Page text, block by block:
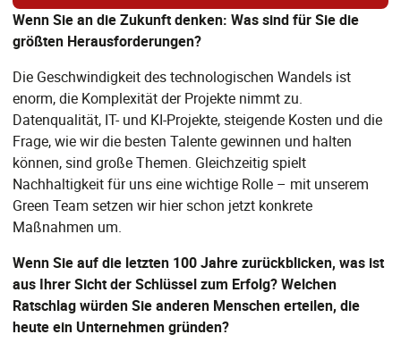
Wenn Sie an die Zukunft denken: Was sind für Sie die
größten Herausforderungen?
Die Geschwindigkeit des technologischen Wandels ist
enorm, die Komplexität der Projekte nimmt zu.
Datenqualität, IT- und KI-Projekte, steigende Kosten und die
Frage, wie wir die besten Talente gewinnen und halten
können, sind große Themen. Gleichzeitig spielt
Nachhaltigkeit für uns eine wichtige Rolle – mit unserem
Green Team setzen wir hier schon jetzt konkrete
Maßnahmen um.
Wenn Sie auf die letzten 100 Jahre zurückblicken, was ist
aus Ihrer Sicht der Schlüssel zum Erfolg? Welchen
Ratschlag würden Sie anderen Menschen erteilen, die
heute ein Unternehmen gründen?